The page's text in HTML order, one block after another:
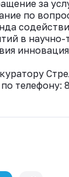
за
по
в научно-
телефону: